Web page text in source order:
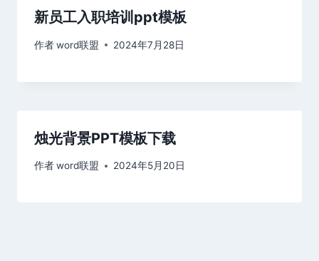
新员工入职培训ppt模板
作者word联盟 2024年7月28日
烛光背景PPT模板下载
作者word联盟 2024年5月20日